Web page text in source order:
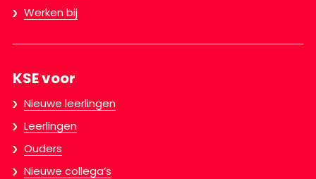
Werken bij
KSE voor
Nieuwe leerlingen
Leerlingen
Ouders
Nieuwe collega’s